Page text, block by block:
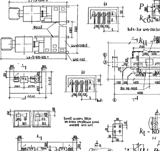
Рв-
kсб-
kц -
ka-
kt-